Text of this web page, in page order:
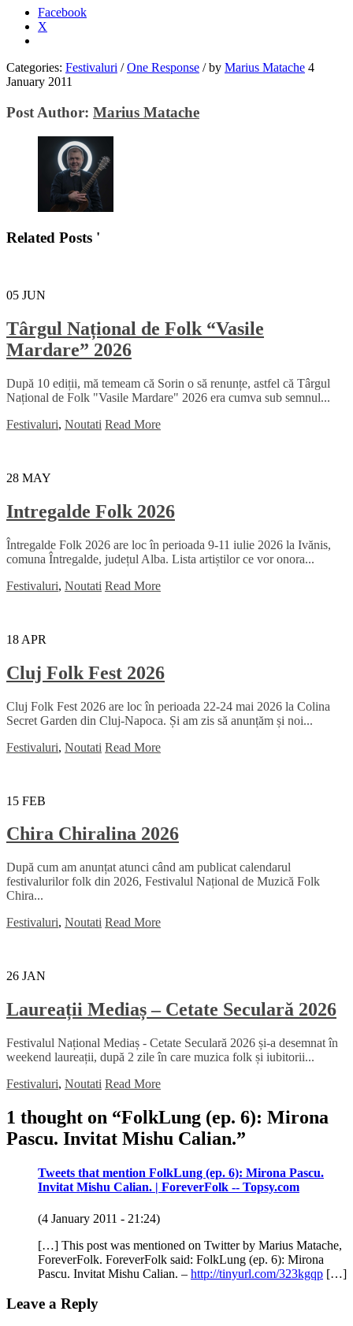
Facebook
X
Categories: Festivaluri / One Response /by Marius Matache 4
January 2011
Post Author: Marius Matache
Related Posts '
05 JUN
Târgul Național de Folk “Vasile
Mardare” 2026
După 10 ediții, mă temeam că Sorin o să renunțe, astfel că Târgul
Național de Folk "Vasile Mardare" 2026 era cumva sub semnul...
Festivaluri, Noutati Read More
28 MAY
Intregalde Folk 2026
Întregalde Folk 2026 are loc în perioada 9-11 iulie 2026 la Ivănis,
comuna Întregalde, județul Alba. Lista artiștilor ce vor onora...
Festivaluri, Noutati Read More
18 APR
Cluj Folk Fest 2026
Cluj Folk Fest 2026 are loc în perioada 22-24 mai 2026 la Colina
Secret Garden din Cluj-Napoca. Și am zis să anunțăm și noi...
Festivaluri, Noutati Read More
15 FEB
Chira Chiralina 2026
După cum am anunțat atunci când am publicat calendarul
festivalurilor folk din 2026, Festivalul Național de Muzică Folk
Chira...
Festivaluri, Noutati Read More
26 JAN
Laureații Mediaș – Cetate Seculară 2026
Festivalul Național Mediaș - Cetate Seculară 2026 și-a desemnat în
weekend laureații, după 2 zile în care muzica folk și iubitorii...
Festivaluri, Noutati Read More
1 thought on “FolkLung (ep. 6): Mirona
Pascu. Invitat Mishu Calian.”
Tweets that mention FolkLung (ep. 6): Mirona Pascu.
Invitat Mishu Calian. | ForeverFolk -- Topsy.com
(4 January 2011 - 21:24)
[…] This post was mentioned on Twitter by Marius Matache,
ForeverFolk. ForeverFolk said: FolkLung (ep. 6): Mirona
Pascu. Invitat Mishu Calian. – http://tinyurl.com/323kgqp […]
Leave a Reply